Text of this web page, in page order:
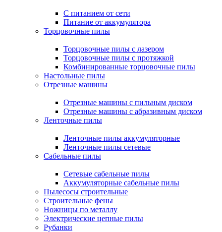
С питанием от сети
Питание от аккумулятора
Торцовочные пилы
Торцовочные пилы с лазером
Торцовочные пилы с протяжкой
Комбинированные торцовочные пилы
Настольные пилы
Отрезные машины
Отрезные машины с пильным диском
Отрезные машины с абразивным диском
Ленточные пилы
Ленточные пилы аккумуляторные
Ленточные пилы сетевые
Сабельные пилы
Сетевые сабельные пилы
Аккумуляторные сабельные пилы
Пылесосы строительные
Строительные фены
Ножницы по металлу
Электрические цепные пилы
Рубанки